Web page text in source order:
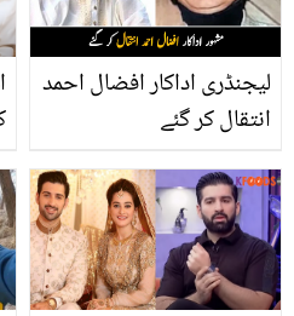
لیجنڈری اداکار افضال احمد
انتقال کر گئے